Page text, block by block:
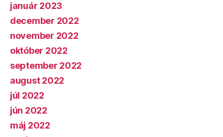
január 2023
december 2022
november 2022
október 2022
september 2022
august 2022
júl 2022
jún 2022
máj 2022